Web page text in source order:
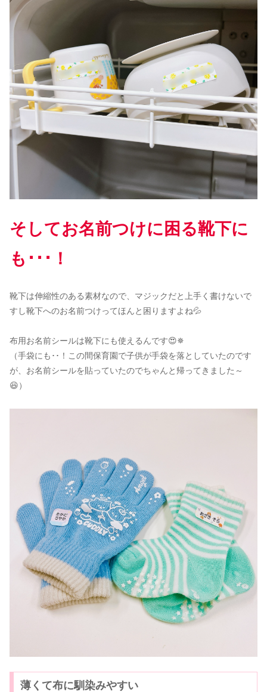
そしてお名前つけに困る靴下に
も･･･！
靴下は伸縮性のある素材なので、マジックだと上手く書けないで
すし靴下へのお名前つけってほんと困りますよね💦
布用お名前シールは靴下にも使えるんです😍✵
（手袋にも･･！この間保育園で子供が手袋を落としていたのです
が、お名前シールを貼っていたのでちゃんと帰ってきました～
😆）
薄くて布に馴染みやすい